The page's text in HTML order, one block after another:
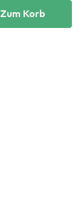
Zum Korb